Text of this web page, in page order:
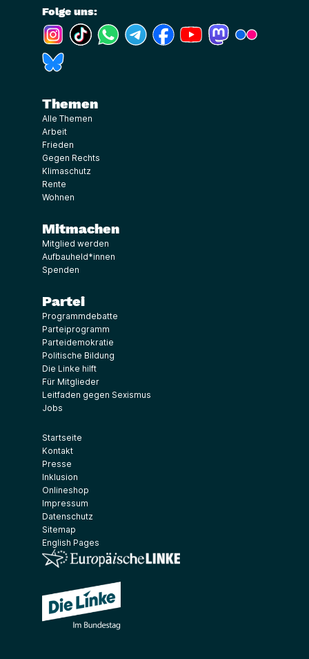
Folge uns:
(Link öffnet ein neues Fenster)
(Link öffnet ein neues Fenster)
(Link öffnet ein neues Fenster)
(Link öffnet ein neues Fenster)
(Link öffnet ein neues Fenster)
(Link öffnet ein neues
(Link öffnet ein
Themen
Alle Themen
Arbeit
Frieden
Gegen Rechts
Klimaschutz
Rente
Wohnen
Mitmachen
Mitglied werden
Aufbauheld*innen
Spenden
Partei
Programmdebatte
Parteiprogramm
Parteidemokratie
Politische Bildung
Die Linke hilft
Für Mitglieder
Leitfaden gegen Sexismus
Jobs
Startseite
Kontakt
Presse
Inklusion
Onlineshop
Impressum
Datenschutz
Sitemap
English Pages
(Link öffnet ein neues Fenster)